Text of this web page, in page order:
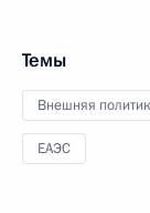
Темы
Внешняя
ЕАЭС